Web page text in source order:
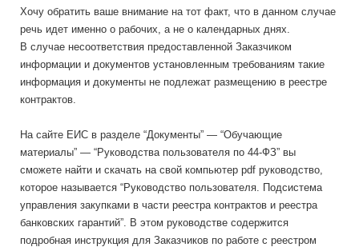
Хочу обратить ваше внимание на тот факт, что в данном случае
речь идет именно о рабочих, а не о календарных днях.
В случае несоответствия предоставленной Заказчиком
информации и документов установленным требованиям такие
информация и документы не подлежат размещению в реестре
контрактов.
На сайте ЕИС в разделе “Документы” — “Обучающие
материалы” — “Руководства пользователя по 44-ФЗ” вы
сможете найти и скачать на свой компьютер pdf руководство,
которое называется “Руководство пользователя. Подсистема
управления закупками в части реестра контрактов и реестра
банковских гарантий”. В этом руководстве содержится
подробная инструкция для Заказчиков по работе с реестром